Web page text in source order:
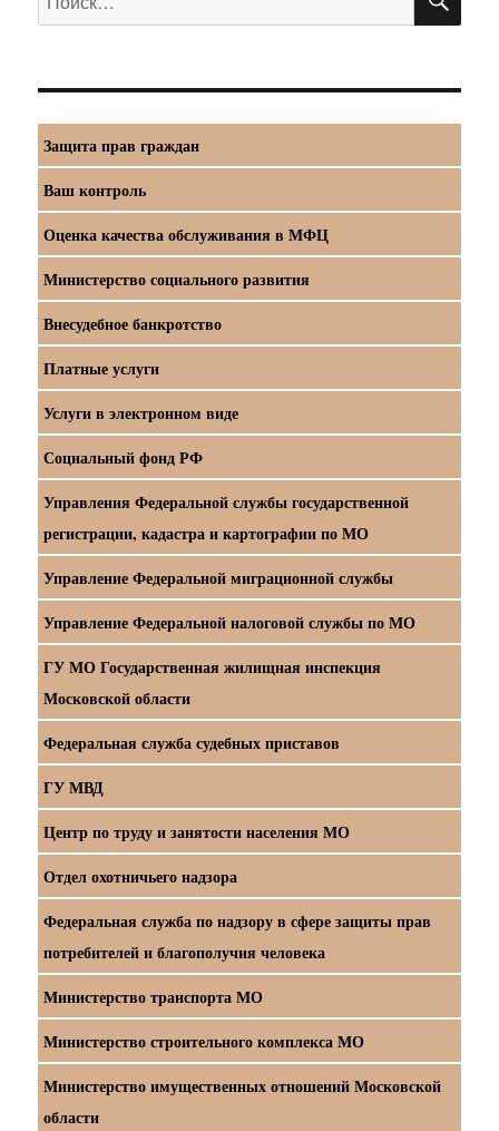
Защита прав граждан
Ваш контроль
Оценка качества обслуживания в МФЦ
Министерство социального развития
Внесудебное банкротство
Платные услуги
Услуги в электронном виде
Социальный фонд РФ
Управления Федеральной службы государственной
регистрации, кадастра и картографии по МО
Управление Федеральной миграционной службы
Управление Федеральной налоговой службы по МО
ГУ МО Государственная жилищная инспекция
Московской области
Федеральная служба судебных приставов
ГУ МВД
Центр по труду и занятости населения МО
Отдел охотничьего надзора
Федеральная служба по надзору в сфере защиты прав
потребителей и благополучия человека
Министерство транспорта МО
Министерство строительного комплекса МО
Министерство имущественных отношений Московской
области